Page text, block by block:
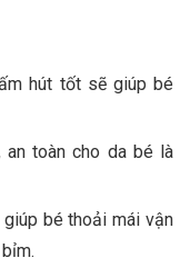
hút tốt sẽ giúp bé
an toàn cho da bé là
bé thoải mái vận